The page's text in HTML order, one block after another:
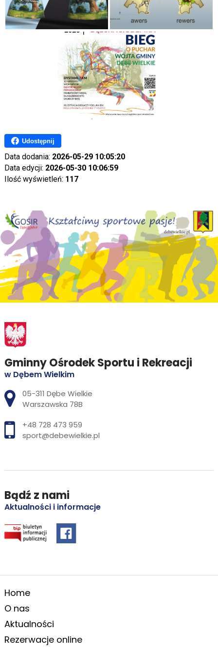
Udostępnij
Data dodania: 2026-05-29 10:05:20
Data edycji: 2026-05-30 10:06:59
Ilość wyświetleń: 117
Gminny Ośrodek Sportu i Rekreacji
w Dębem Wielkim
Adres pocztowy:
05-311 Dębe Wielkie
Warszawska 78B
+48 728 473 959
sport@debewielkie.pl
Bądź z nami
Aktualności i informacje
Home
O nas
Aktualności
Rezerwacje online